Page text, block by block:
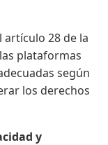
artículo 28 de la
plataformas
según
los derechos
y